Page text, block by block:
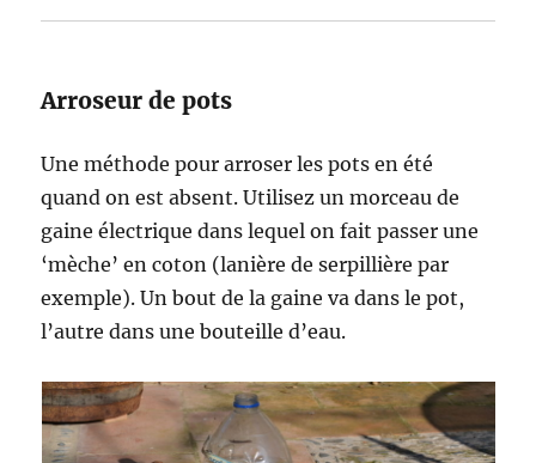
Arroseur de pots
Une méthode pour arroser les pots en été
quand on est absent. Utilisez un morceau de
gaine électrique dans lequel on fait passer une
‘mèche’ en coton (lanière de serpillière par
exemple). Un bout de la gaine va dans le pot,
l’autre dans une bouteille d’eau.